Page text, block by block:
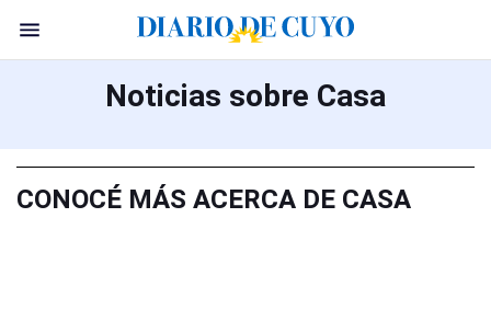
Noticias sobre Casa
CONOCÉ MÁS ACERCA DE CASA